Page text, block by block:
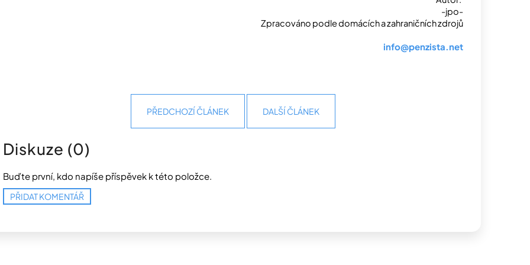
-jpo-
Zpracováno podle domácích a zahraničních zdrojů
info@penzista.net
PŘEDCHOZÍ ČLÁNEK DALŠÍ ČLÁNEK
Diskuze (0)
Buďte první, kdo napíše příspěvek k této položce.
PŘIDAT KOMENTÁŘ